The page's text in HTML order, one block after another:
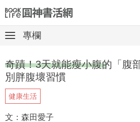
Netflix話題章魚小說！
專欄
奇蹟！3天就能瘦小腹的「腹
別胖腹壞習慣
健康生活
文：森田愛子